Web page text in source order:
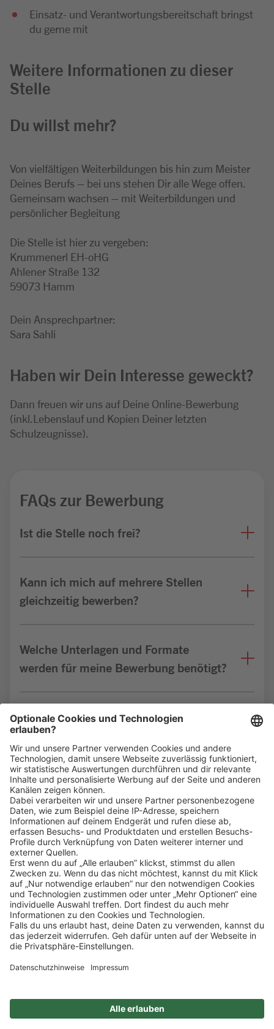
Einsatz- und Verantwortungsbereitschaft bringst
du gerne mit
Weitere Informationen zu dieser
Stelle
Du willst mehr?
Von vielfältigen Weiterbildungen bis hin zum Meister
Deines Berufs – bei uns stehen Dir alle Wege offen.
Gemeinsam wachsen – mit Weiterbildungen und
persönlicher Begleitung
Die Stelle ist hier zu vergeben:
Krummenerl EH-oHG
Ahlener Straße 132
59073 Hamm
Dein Ansprechpartner:
Sara Sahli
Haben wir Dein Interesse geweckt?
Dann freuen wir uns auf Deine Online-Bewerbung
(inkl.Lebenslauf und Kopien Deiner letzten
Schulzeugnisse).
FAQs zur Bewerbung
Ist die Stelle noch frei?
Kann ich mich auf mehrere Stellen
gleichzeitig bewerben?
Welche Unterlagen und Formate
werden für meine Bewerbung benötigt?
Bin ich für die Stelle geeignet?
Klickehier, um alle offenen Jobs zu sehen.
Impressum Datenschutz
Privatsphäre-Einstellungen
FAQ
Veranstaltungen
Sitemap